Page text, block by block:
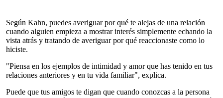
Según Kahn, puedes averiguar por qué te alejas de una relación
cuando alguien empieza a mostrar interés simplemente echando la
vista atrás y tratando de averiguar por qué reaccionaste como lo
hiciste.
"Piensa en los ejemplos de intimidad y amor que has tenido en tus
relaciones anteriores y en tu vida familiar", explica.
Puede que tus amigos te digan que cuando conozcas a la persona